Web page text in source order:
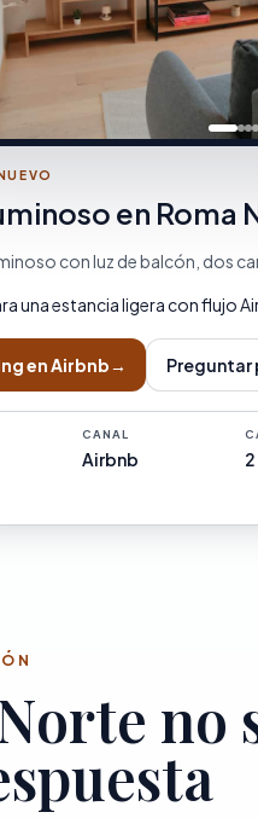
en Roma
con luz de balcón, dos
una estancia ligera con flujo
en Airbnb→ Preguntar
CANAL
Airbnb 2
no